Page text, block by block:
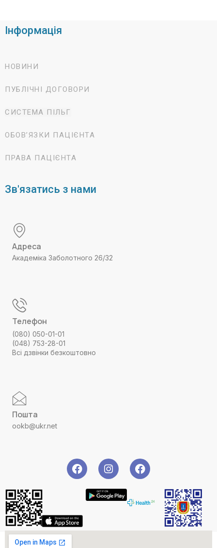
Інформація
НОВИНИ
ПУБЛІЧНІ ДОГОВОРИ
СИСТЕМА ПІЛЬГ
ОБОВ’ЯЗКИ ПАЦІЄНТА
ПРАВА ПАЦІЄНТА
Зв'язатись з нами
Адреса
Академіка Заболотного 26/32
Телефон
(080) 050-01-01
(048) 753-28-01
Всі дзвінки безкоштовно
Пошта
ookb@ukr.net